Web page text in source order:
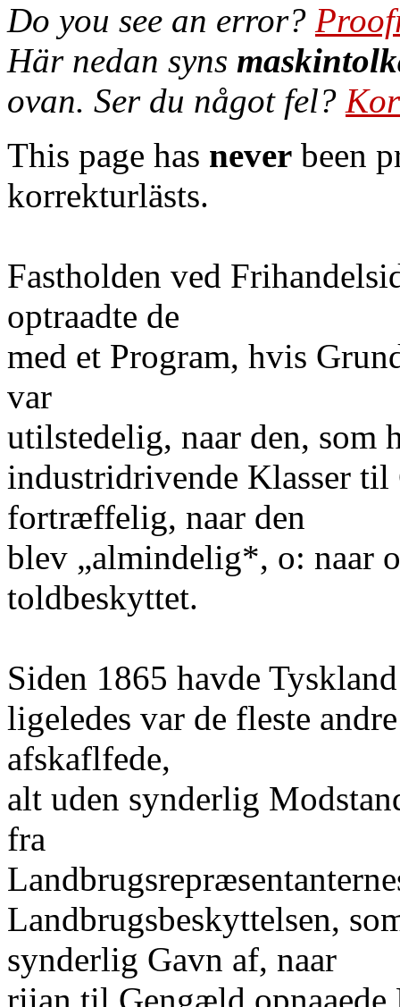
Do you see an error?
Här nedan syns
ovan. Ser du något fel?
This page has never been
korrekturlästs.
Fastholden ved
optraadte de
med et Program, hvis
var
utilstedelig, naar den, som
industridrivende Klasser til
fortræffelig, naar den
blev „almindelig*, o: naar
toldbeskyttet.
Siden 1865 havde
ligeledes var de fleste
afskaflfede,
alt uden synderlig
fra
Landbrugsbeskyttelsen,
synderlig Gavn af, naar